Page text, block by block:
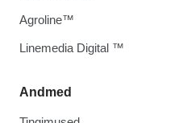
Andmed
Agroline™
Linemedia Digital ™